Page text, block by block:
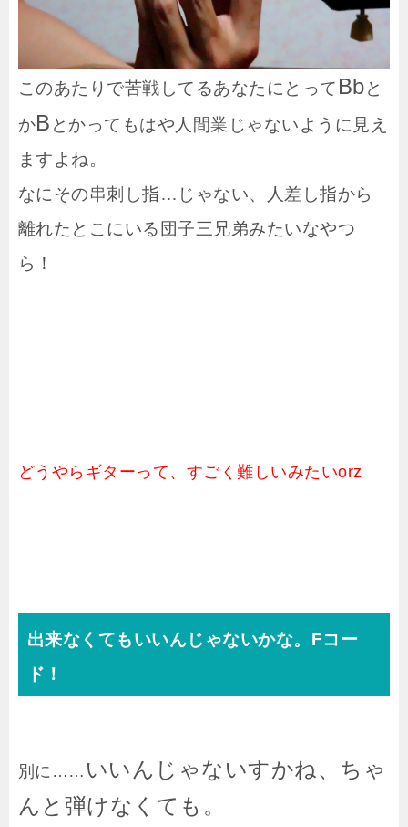
このあたりで苦戦してるあなたにとって Bbと
かB とかってもはや人間業じゃないように見え
ますよね。
なにその串刺し指…じゃない、人差し指から
離れたとこにいる団子三兄弟みたいなやつ
ら！
どうやらギターって、すごく難しいみたいorz
出来なくてもいいんじゃないかな。Fコー
ド！
別に…… いいんじゃないすかね、ちゃ
んと弾けなくても。